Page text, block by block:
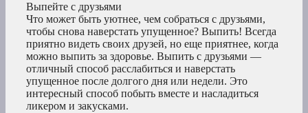
Выпейте с друзьями
Что может быть уютнее, чем собраться с друзьями,
чтобы снова наверстать упущенное? Выпить! Всегда
приятно видеть своих друзей, но еще приятнее, когда
можно выпить за здоровье. Выпить с друзьями —
отличный способ расслабиться и наверстать
упущенное после долгого дня или недели. Это
интересный способ побыть вместе и насладиться
ликером и закусками.